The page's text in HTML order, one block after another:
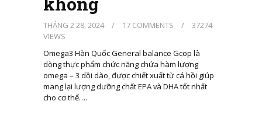
THÁNG 2 28, 2024 / 17 COMMENTS /
37274
VIEWS
Omega3 Hàn Quốc General balance Gcop là
dòng thực phẩm chức năng chứa hàm lượng
omega – 3 dồi dào, được chiết xuất từ cá hồi giúp
mang lại lượng dưỡng chất EPA và DHA tốt nhất
cho cơ thể….